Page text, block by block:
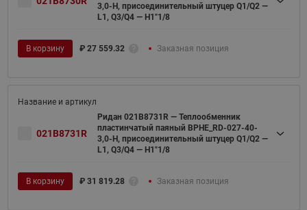
3,0-H, присоединительный штуцер Q1/Q2 —
L1, Q3/Q4 — H1"1/8
В корзину ₽ 27 559.32 Заказная позиция
021B8731R
Ридан 021B8731R — Теплообменник
пластинчатый паяный BPHE_RD-027-40-
3,0-H, присоединительный штуцер Q1/Q2 —
L1, Q3/Q4 — H1"1/8
В корзину ₽ 31 819.28 Заказная позиция